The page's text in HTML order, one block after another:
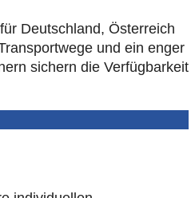
Deutschland, Österreich
und ein enger
sichern die Verfügbarkeit